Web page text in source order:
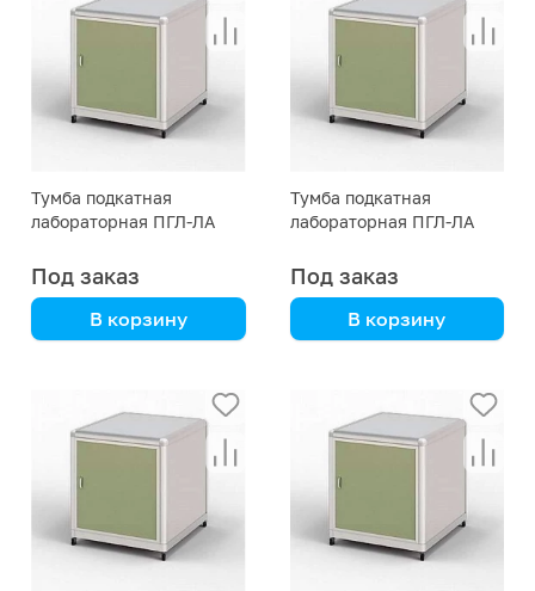
Тумба подкатная
лабораторная ПГЛ-ЛА
Под заказ
В корзину
Тумба подкатная
лабораторная ПГЛ-ЛА
Под заказ
В корзину